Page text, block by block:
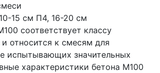
15 см П4, 16-20 см
соответствует классу
относится к смесям для
испытывающих значительных
характеристики бетона М100